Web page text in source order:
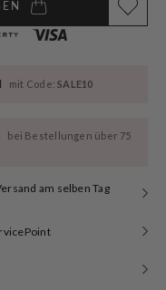
mit Code:SALE10
bei Bestellungen über 75
am selben Tag